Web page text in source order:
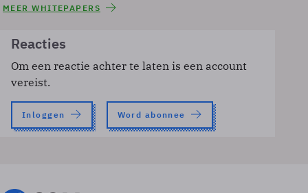
MEER WHITEPAPERS
Reacties
Om een reactie achter te laten is een account
vereist.
Inloggen Word abonnee